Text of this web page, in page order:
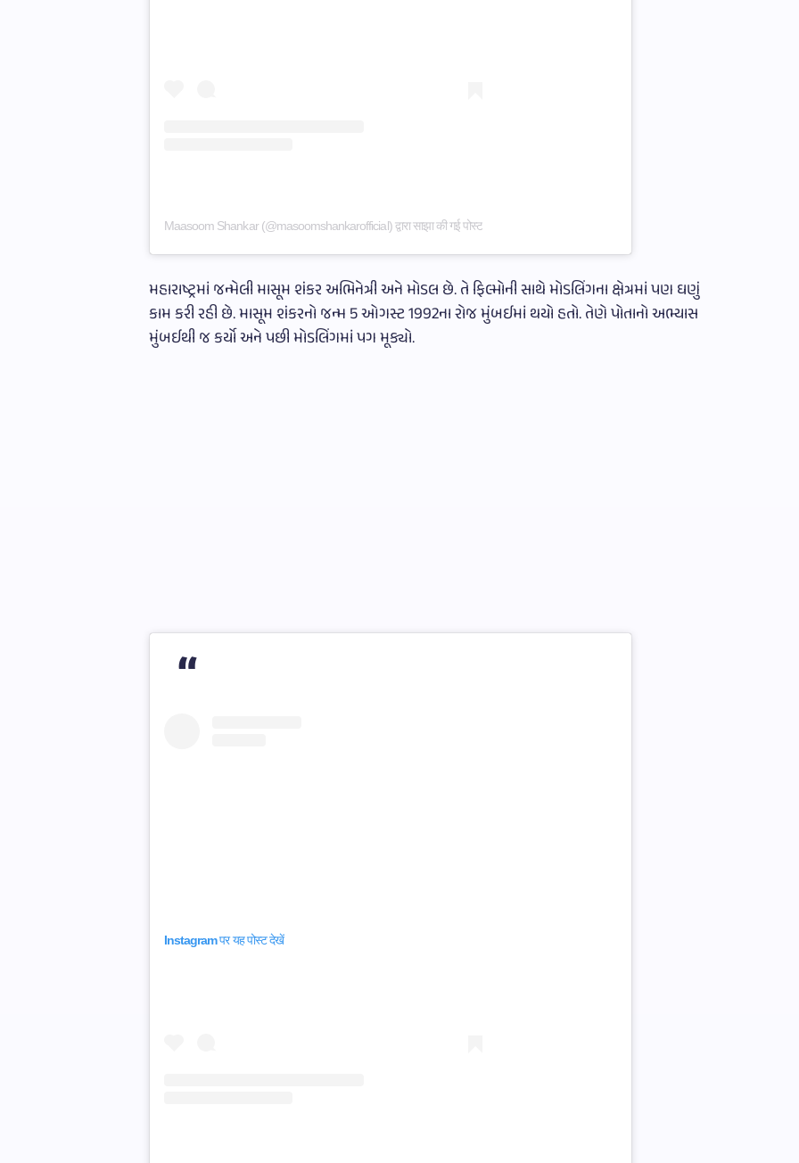
Maasoom Shankar (@masoomshankarofficial) द्वारा साझा की गई पोस्ट
મહારાષ્ટ્રમાં જન્મેલી માસૂમ શંકર અભિનેત્રી અને મોડલ છે. તે ફિલ્મોની સાથે મોડલિંગના ક્ષેત્રમાં પણ ઘણું
કામ કરી રહી છે. માસૂમ શંકરનો જન્મ 5 ઓગસ્ટ 1992ના રોજ મુંબઈમાં થયો હતો. તેણે પોતાનો અભ્યાસ
મુંબઈથી જ કર્યો અને પછી મોડલિંગમાં પગ મૂક્યો.
Instagram पर यह पोस्ट देखें